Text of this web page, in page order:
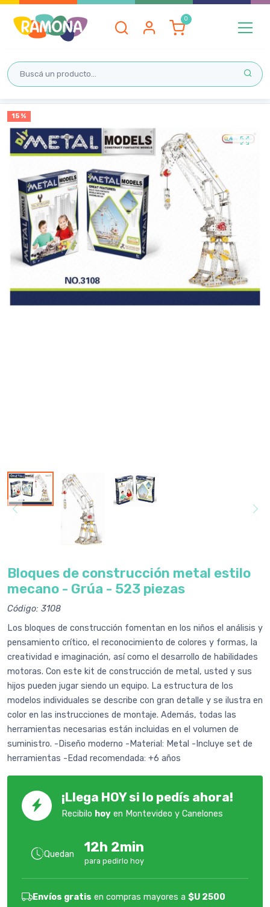
15 %
Bloques de construcción metal estilo
mecano - Grúa - 523 piezas
Código: 3108
Los bloques de construcción fomentan en los niños el análisis y
pensamiento crítico, el reconocimiento de colores y formas, la
creatividad e imaginación, así como el desarrollo de habilidades
motoras. Con este kit de construcción de metal, usted y sus
hijos pueden jugar siendo un equipo. La estructura de los
modelos individuales se describe con gran detalle y se ilustra en
color en las instrucciones de montaje. Además, todas las
herramientas necesarias están incluidas en el volumen de
suministro. -Diseño moderno -Material: Metal -Incluye set de
herramientas -Edad recomendada: +6 años
¡Llega HOY si lo pedís ahora!
Recibilo hoy en Montevideo y Canelones
Quedan 12h 2min
para pedirlo hoy
Envíos gratis en compras mayores a $U 2500